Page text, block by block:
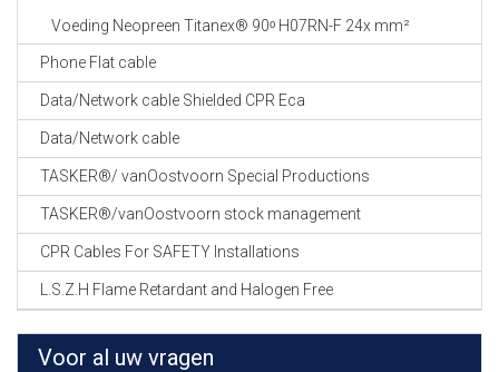
Voeding Neopreen Titanex® 90ᵒ H07RN-F 24x mm²
Phone Flat cable
Data/Network cable Shielded CPR Eca
Data/Network cable
TASKER®/ vanOostvoorn Special Productions
TASKER®/vanOostvoorn stock management
CPR Cables For SAFETY Installations
L.S.Z.H Flame Retardant and Halogen Free
Voor al uw vragen